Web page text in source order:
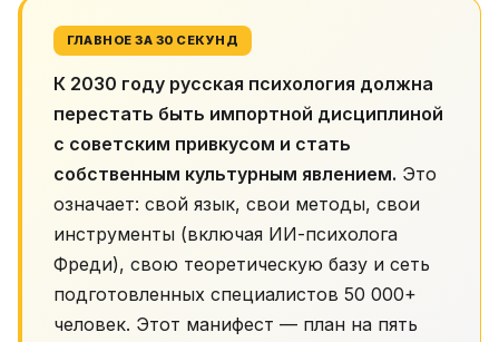
ГЛАВНОЕ ЗА 30 СЕКУНД
К 2030 году русская психология должна
перестать быть импортной дисциплиной
с советским привкусом и стать
собственным культурным явлением. Это
означает: свой язык, свои методы, свои
инструменты (включая ИИ-психолога
Фреди), свою теоретическую базу и сеть
подготовленных специалистов 50 000+
человек. Этот манифест — план на пять